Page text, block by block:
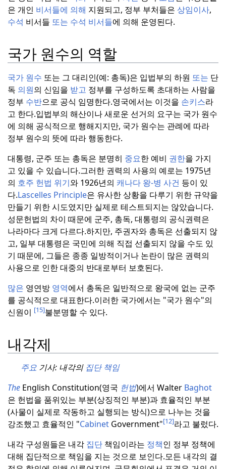
은 개인 비서들에 의해 지원되고, 정부 부처들은 상임이사,
수석 비서들 또는 수석 비서들에 의해 운영된다.
국가 원수의 역할
국가 원수 또는 그 대리인(예: 총독)은 입법부의 하원 또는 단
독 의원의 신임을 받고 정부를 구성하도록 초대하는 사람을
정부 수반으로 공식 임명한다.영국에서는 이것을 손키스라
고 한다.입법부의 해산이나 새로운 선거의 요구는 국가 원수
에 의해 공식적으로 행해지지만, 국가 원수는 관례에 따라
정부 원수의 뜻에 따라 행동한다.
대통령, 군주 또는 총독은 분명히 중요한 예비 권한을 가지
고 있을 수 있습니다.그러한 권력의 사용의 예로는 1975년
의 호주 헌법 위기와 1926년의 캐나다 왕-병 사건 등이 있
다.Lascelles Principle은 유사한 상황을 다루기 위한 규약을
만들기 위한 시도였지만 실제로 테스트되지는 않았습니다.
성문헌법의 차이 때문에 군주, 총독, 대통령의 공식권력은
나라마다 크게 다르다.하지만, 주권자와 총독은 선출되지 않
고, 일부 대통령은 국민에 의해 직접 선출되지 않을 수도 있
기 때문에, 그들은 종종 일방적이거나 논란이 많은 권력의
사용으로 인한 대중의 반대로부터 보호된다.
많은 영연방 영역에서 총독은 일반적으로 왕국에 없는 군주
를 공식적으로 대표한다.이러한 국가에서는 "국가 원수"의
신원이 [15]불분명할 수 있다.
내각제
주요기사: 내각의 집단 책임
The English Constitution(영국 헌법)에서 Walter Baghot
은 헌법을 품위있는 부분(상징적인 부분)과 효율적인 부분
(사물이 실제로 작동하고 실행되는 방식)으로 나누는 것을
강조했고 효율적인 "Cabinet Government"[12]라고 불렀다.
내각 구성원들은 내각 집단 책임이라는 정책인 정부 정책에
대해 집단적으로 책임을 지는 것으로 보인다.모든 내각의 결